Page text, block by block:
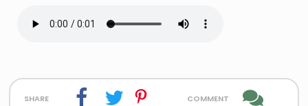
share comment